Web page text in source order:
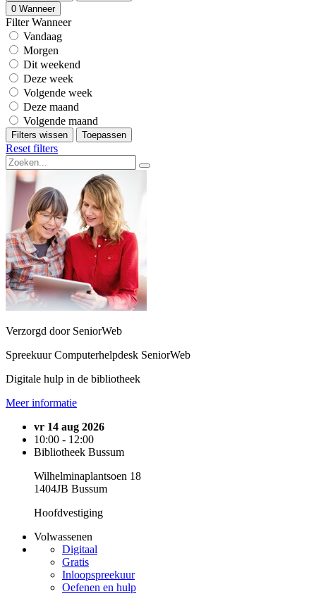
0 Wanneer
Filter Wanneer
Vandaag
Morgen
Dit weekend
Deze week
Volgende week
Deze maand
Volgende maand
Filters wissen Toepassen
Reset filters
Verzorgd door SeniorWeb
Spreekuur Computerhelpdesk SeniorWeb
Digitale hulp in de bibliotheek
Meer informatie
vr 14 aug 2026
10:00 - 12:00
Bibliotheek Bussum
Wilhelminaplantsoen 18
1404JB Bussum
Hoofdvestiging
Volwassenen
Digitaal
Gratis
Inloopspreekuur
Oefenen en hulp